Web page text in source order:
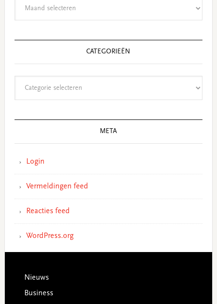
CATEGORIEËN
META
Login
Vermeldingen feed
Reacties feed
WordPress.org
Footer
Nieuws
Business